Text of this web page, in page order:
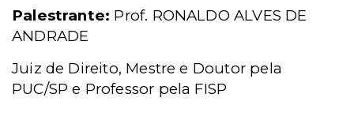
Palestrante: Prof. RONALDO ALVES DE
ANDRADE
Juiz de Direito, Mestre e Doutor pela
PUC/SP e Professor pela FISP